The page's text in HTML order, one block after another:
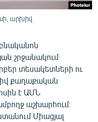
արխիվ
շրջանակում
տեսակետների ու
քաղաքական
է ԱՄՆ
աշխարհում։
Միացյալ